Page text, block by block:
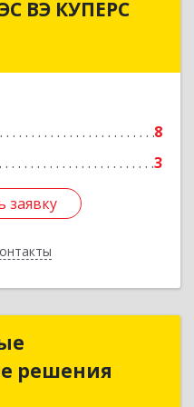
ВЭ КУПЕРС
8
3
заявку
заявку
решения
решения